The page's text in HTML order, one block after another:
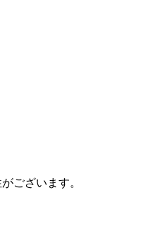
ございます。